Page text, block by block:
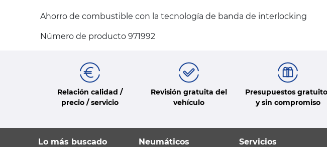
Ahorro de combustible con la tecnología de banda de interlocking
Número de producto 971992
Relación calidad /
precio / servicio
Revisión gratuita del
vehículo
Presupuestos
y sin compromiso
Lo más buscado Neumáticos Servicios